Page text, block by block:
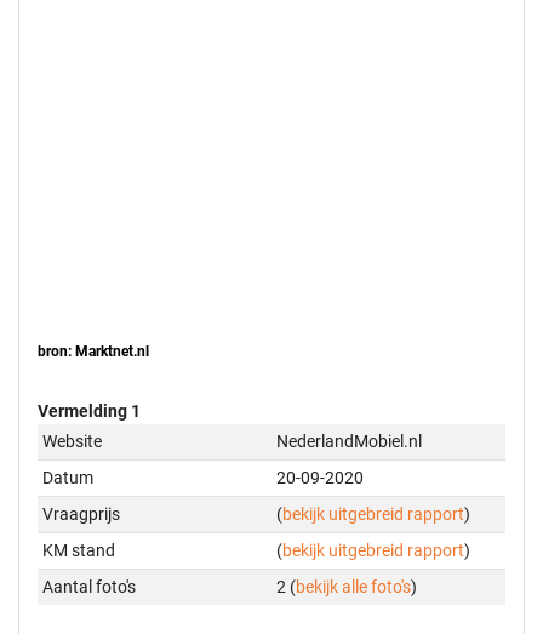
bron: Marktnet.nl
Vermelding 1
Website
NederlandMobiel.nl
Datum
20-09-2020
Vraagprijs
(bekijk uitgebreid rapport)
KM stand
(bekijk uitgebreid rapport)
Aantal foto's
2 (bekijk alle foto's)